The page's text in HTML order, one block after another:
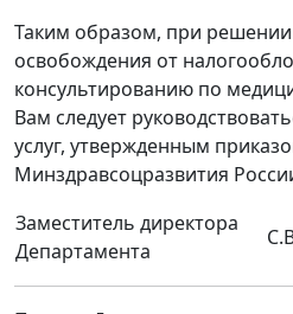
Таким образом, при
освобождения от
консультированию по
Вам следует
услуг, утвержденным
Минздравсоцразвития
Заместитель директора
Департамента